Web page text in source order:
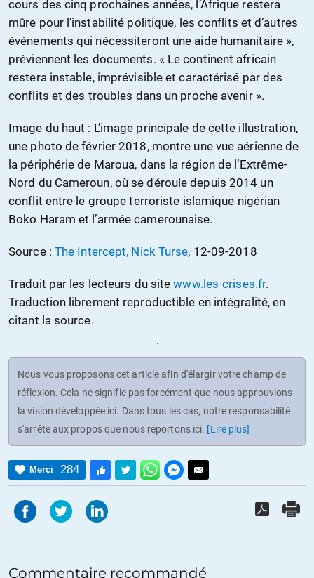
cours des cinq prochaines années, l’Afrique restera
mûre pour l’instabilité politique, les conflits et d’autres
événements qui nécessiteront une aide humanitaire »,
préviennent les documents. « Le continent africain
restera instable, imprévisible et caractérisé par des
conflits et des troubles dans un proche avenir ».
Image du haut : L’image principale de cette illustration,
une photo de février 2018, montre une vue aérienne de
la périphérie de Maroua, dans la région de l’Extrême-
Nord du Cameroun, où se déroule depuis 2014 un
conflit entre le groupe terroriste islamique nigérian
Boko Haram et l’armée camerounaise.
Source : The Intercept, Nick Turse, 12-09-2018
Traduit par les lecteurs du sitewww.les-crises.fr.
Traduction librement reproductible en intégralité, en
citant la source.
Nous vous proposons cet article afin d'élargir votre champ de
réflexion. Cela ne signifie pas forcément que nous approuvions
la vision développée ici. Dans tous les cas, notre responsabilité
s'arrête aux propos que nous reportons ici. [Lire plus]
Merci 284
Commentaire recommandé